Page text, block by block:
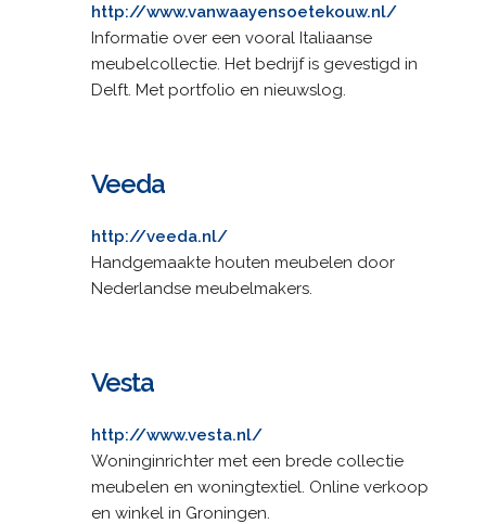
http://www.vanwaayensoetekouw.nl/
Informatie over een vooral Italiaanse
meubelcollectie. Het bedrijf is gevestigd in
Delft. Met portfolio en nieuwslog.
Veeda
http://veeda.nl/
Handgemaakte houten meubelen door
Nederlandse meubelmakers.
Vesta
http://www.vesta.nl/
Woninginrichter met een brede collectie
meubelen en woningtextiel. Online verkoop
en winkel in Groningen.